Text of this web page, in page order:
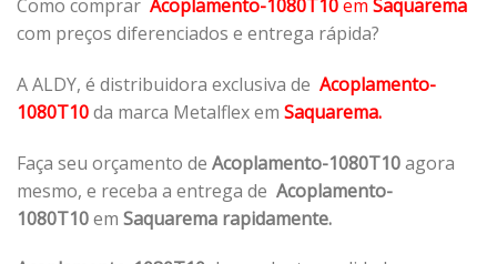
Como comprar Acoplamento-1080T10em Saquarema
com preços diferenciados e entrega rápida?
A ALDY, é distribuidora exclusiva de Acoplamento-
1080T10da marca Metalflex em Saquarema.
Faça seu orçamento de Acoplamento-1080T10agora
mesmo, e receba a entrega de Acoplamento-
1080T10em Saquarema rapidamente.